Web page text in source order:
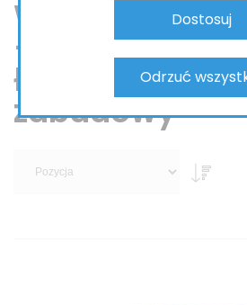
Dostosuj
Odrzuć
Wąskie stelaże
– idealne do
łazienek i
zabudowy